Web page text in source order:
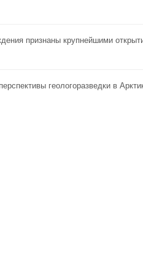
признаны крупнейшими
геологоразведки в